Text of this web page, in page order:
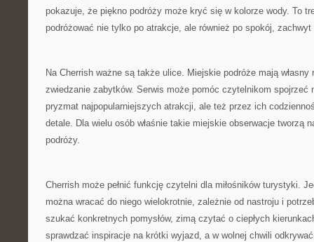
pokazuje, że piękno podróży może kryć się w kolorze wody. To
podróżować nie tylko po atrakcje, ale również po spokój,
Na Cherrish ważne są także ulice. Miejskie podróże mają
zwiedzanie zabytków. Serwis może pomóc czytelnikom spojrzeć
pryzmat najpopularniejszych atrakcji, ale też przez ich
detale. Dla wielu osób właśnie takie miejskie obserwacje tworzą
podróży.
Cherrish może pełnić funkcję czytelni dla miłośników turystyki.
można wracać do niego wielokrotnie, zależnie od nastroju i
szukać konkretnych pomysłów, zimą czytać o ciepłych
sprawdzać inspiracje na krótki wyjazd, a w wolnej chwili